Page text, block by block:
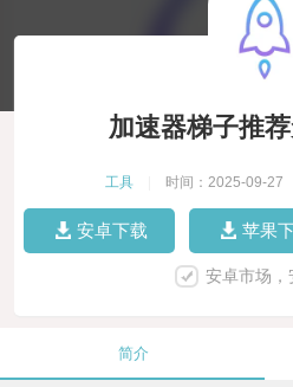
加速器梯子推
工具 时间：2025-09-27
安卓下载 苹果
安卓市场，
简介